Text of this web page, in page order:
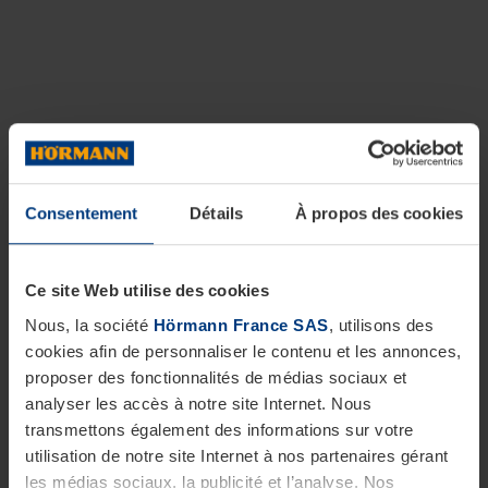
Consentement Détails À propos des cookies
Ce site Web utilise des cookies
Nous, la société Hörmann France SAS, utilisons des
cookies afin de personnaliser le contenu et les annonces,
proposer des fonctionnalités de médias sociaux et
analyser les accès à notre site Internet. Nous
transmettons également des informations sur votre
utilisation de notre site Internet à nos partenaires gérant
les médias sociaux, la publicité et l’analyse. Nos